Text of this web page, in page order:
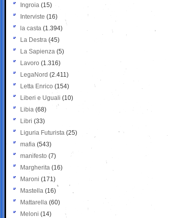
Ingroia (15)
Interviste (16)
la casta (1.394)
La Destra (45)
La Sapienza (5)
Lavoro (1.316)
LegaNord (2.411)
Letta Enrico (154)
Liberi e Uguali (10)
Libia (68)
Libri (33)
Liguria Futurista (25)
mafia (543)
manifesto (7)
Margherita (16)
Maroni (171)
Mastella (16)
Mattarella (60)
Meloni (14)